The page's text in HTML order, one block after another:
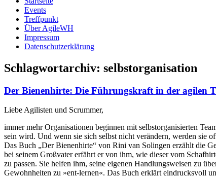
Events
Treffpunkt
Über AgileWH
Impressum
Datenschutzerklärung
Schlagwortarchiv: selbstorganisation
Der Bienenhirte: Die Führungskraft in der agilen
Liebe Agilisten und Scrummer,
immer mehr Organisationen beginnen mit selbstorganisierten
sein wird. Und wenn sie sich selbst nicht verändern, werden sie
Das Buch „Der Bienenhirte“ von Rini van Solingen erzählt die
bei seinem Großvater erfährt er von ihm, wie dieser vom
zu passen. Sie helfen ihm, seine eigenen Handlungsweisen zu
Gewohnheiten zu »ent-lernen«. Das Buch erklärt eindrucksvoll